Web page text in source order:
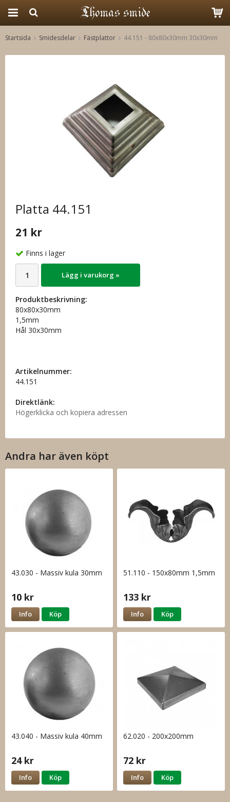
Startsida Smidesdelar Fästplattor 44.151 - 80x80x30mm 30x30mm
Platta 44.151
21 kr
Finns i lager
Lägg i varukorg »
Produktbeskrivning:
80x80x30mm
1,5mm
Hål 30x30mm
Artikelnummer:
44.151
Direktlänk:
Högerklicka och kopiera adressen
Andra har även köpt
43.030 - Massiv kula 30mm
10 kr
Info Köp
51.110 - 150x80mm 1,5mm
133 kr
Info Köp
43.040 - Massiv kula 40mm
24 kr
Info Köp
62.020 - 200x200mm
72 kr
Info Köp